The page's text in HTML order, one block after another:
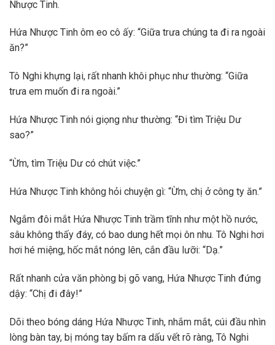
Nhược Tinh.
Hứa Nhược Tinh ôm eo cô ấy: “Giữa trưa chúng ta đi ra ngoài
ăn?”
Tô Nghi khựng lại, rất nhanh khôi phục như thường: “Giữa
trưa em muốn đi ra ngoài.”
Hứa Nhược Tinh nói giọng như thường: “Đi tìm Triệu Dư
sao?”
“Ừm, tìm Triệu Dư có chút việc.”
Hứa Nhược Tinh không hỏi chuyện gì: “Ừm, chị ở công ty ăn.”
Ngắm đôi mắt Hứa Nhược Tinh trầm tĩnh như một hồ nước,
sâu không thấy đáy, có bao dung hết mọi ôn nhu. Tô Nghi hơi
hơi hé miệng, hốc mắt nóng lên, cắn đầu lưỡi: “Dạ.”
Rất nhanh cửa văn phòng bị gõ vang, Hứa Nhược Tinh đứng
dậy: “Chị đi đây!”
Dõi theo bóng dáng Hứa Nhược Tinh, nhắm mắt, cúi đầu nhìn
lòng bàn tay, bị móng tay bấm ra dấu vết rõ ràng, Tô Nghi